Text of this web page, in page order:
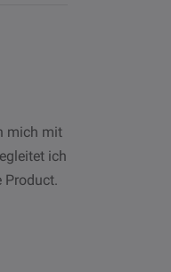
mich mit
ich
Product.